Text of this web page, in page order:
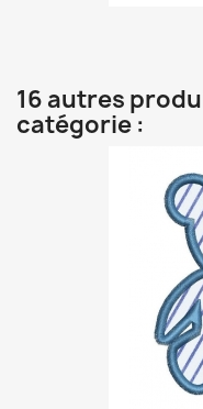
16 autres
catégorie :